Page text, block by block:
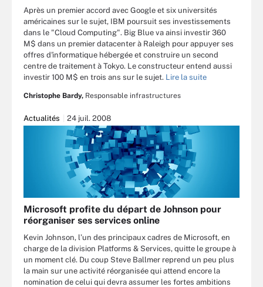
Après un premier accord avec Google et six universités
américaines sur le sujet, IBM poursuit ses investissements
dans le "Cloud Computing". Big Blue va ainsi investir 360
M$ dans un premier datacenter à Raleigh pour appuyer ses
offres d'informatique hébergée et construire un second
centre de traitement à Tokyo. Le constructeur entend aussi
investir 100 M$ en trois ans sur le sujet. Lire la suite
Christophe Bardy, Responsable infrastructures
Actualités 24 juil. 2008
Microsoft profite du départ de Johnson pour
réorganiser ses services online
Kevin Johnson, l’un des principaux cadres de Microsoft, en
charge de la division Platforms & Services, quitte le groupe à
un moment clé. Du coup Steve Ballmer reprend un peu plus
la main sur une activité réorganisée qui attend encore la
nomination de celui qui devra assumer les fortes ambitions